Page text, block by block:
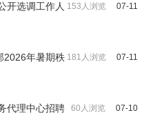
07-11
153人浏览
开选调工作人
07-11
181人浏览
2026年暑期秩
07-10
60人浏览
代理中心招聘